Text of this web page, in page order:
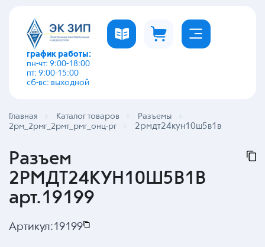
график работы:
пн-чт: 9:00-18:00
пт: 9:00-15:00
сб-вс: выходной
Главная Каталог товаров
Разъемы
2рм_2рмг_2рмт_рмг_онц-рг
2рмдт24кун10ш5в1в
Разъем
2РМДТ24КУН10Ш5В1В
арт.19199
Артикул:19199